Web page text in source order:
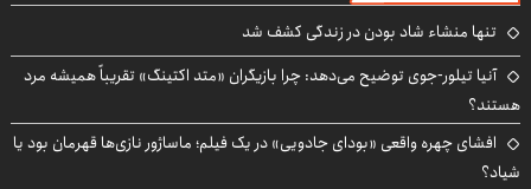
تنها منشاء شاد بودن در زندگی کشف شد
آنیا تیلور-جوی توضیح می‌دهد: چرا بازیگران «متد اکتینگ» تقریباً همیشه مرد
هستند؟
افشای چهره واقعی «بودای جادویی» در یک فیلم؛ ماساژور نازی‌ها قهرمان بود یا
شیاد؟